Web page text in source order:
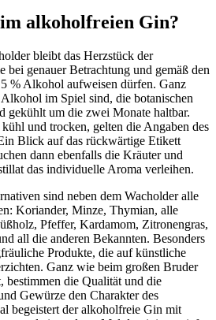
alkoholfreien Gin?
bleibt das Herzstück der
bei genauer Betrachtung und gemäß den
% Alkohol aufweisen dürfen. Ganz
im Spiel sind, die botanischen
gekühlt um die zwei Monate haltbar.
und trocken, gelten die Angaben des
Blick auf das rückwärtige Etikett
dann ebenfalls die Kräuter und
das individuelle Aroma verleihen.
sind neben dem Wacholder alle
Koriander, Minze, Thymian, alle
Pfeffer, Kardamom, Zitronengras,
all die anderen Bekannten. Besonders
Produkte, die auf künstliche
Ganz wie beim großen Bruder
bestimmen die Qualität und die
Gewürze den Charakter des
begeistert der alkoholfreie Gin mit